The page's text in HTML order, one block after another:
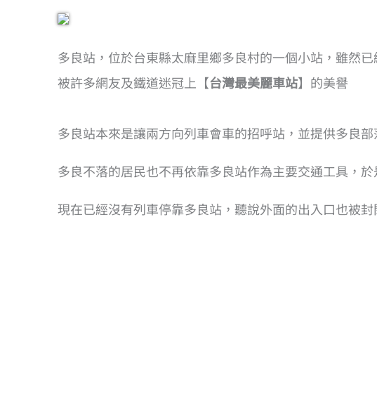
多良站，位於台東縣太麻里鄉多良村的一個小站，雖然
被許多網友及鐵道迷冠上【台灣最美麗車站】的美譽
多良站本來是讓兩方向列車會車的招呼站，並提供多良
多良不落的居民也不再依靠多良站作為主要交通工具，
現在已經沒有列車停靠多良站，聽說外面的出入口也被